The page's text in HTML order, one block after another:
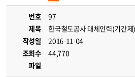
번호
97
제목
한국철도공사 대체인력(기간
작성일
2016-11-04
조회수
44,770
파일